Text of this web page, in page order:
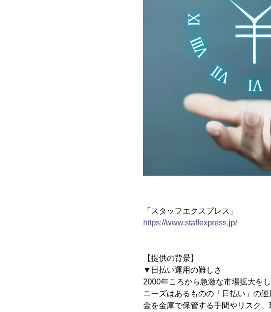
「スタッフエクスプレス」
https://www.staffexpress.jp/
【提供の背景】
▼日払い運用の難しさ
2000年ころから急激な市場拡大を
ニーズはあるものの「日払い」の
金を金庫で保管する手間やリスク